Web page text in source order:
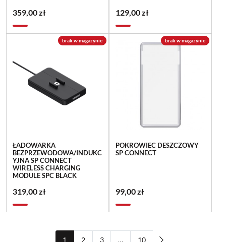
359,00 zł 129,00 zł
brak w magazynie
ŁADOWARKA
BEZPRZEWODOWA/INDUKC
YJNA SP CONNECT
WIRELESS CHARGING
MODULE SPC BLACK
319,00 zł
brak w magazynie
POKROWIEC DESZCZOWY
SP CONNECT
99,00 zł
1 2 3 … 10